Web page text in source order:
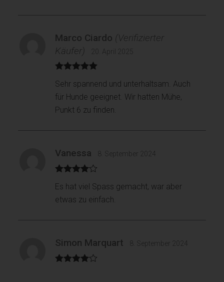
5von 5
Marco Ciardo (Verifizierter
Käufer)
20. April 2025
Sehr spannend und unterhaltsam. Auch
für Hunde geeignet. Wir hatten Mühe,
Punkt 6 zu finden.
mit4von
5
Vanessa 8. September 2024
Es hat viel Spass gemacht, war aber
etwas zu einfach.
Simon Marquart 8. September 2024